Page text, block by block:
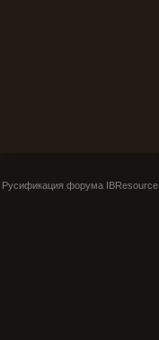
Русификация форума IBResource